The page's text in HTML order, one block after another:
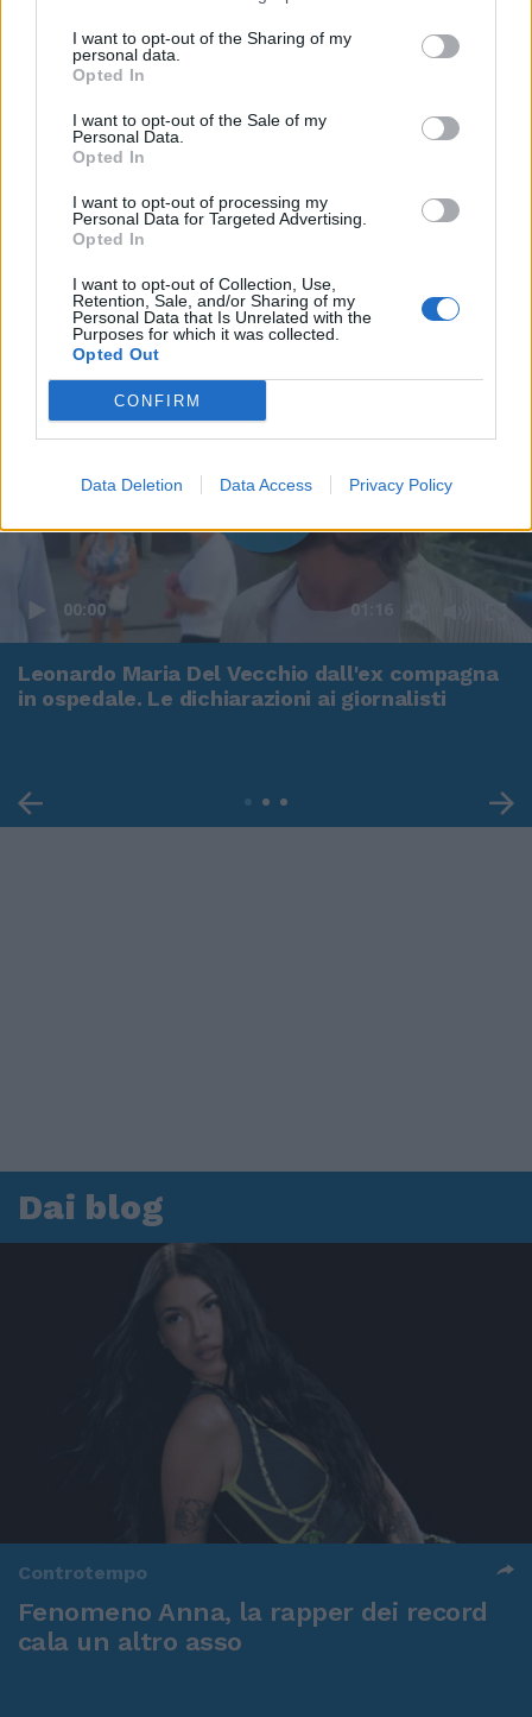
I want to opt-out of the Sharing of my
personal data.
Opted In
I want to opt-out of the Sale of my
Personal Data.
Opted In
I want to opt-out of processing my
Personal Data for Targeted Advertising.
Opted In
I want to opt-out of Collection, Use,
Retention, Sale, and/or Sharing of my
Personal Data that Is Unrelated with the
Purposes for which it was collected.
Opted Out
CONFIRM
Data Deletion Data Access Privacy Policy
00:00 01:16
Leonardo Maria Del Vecchio dall'ex compagna
in ospedale. Le dichiarazioni ai giornalisti
Dai blog
Controtempo
Fenomeno Anna, la rapper dei record
cala un altro asso